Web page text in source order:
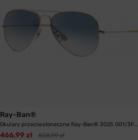
Ray-Ban®
Okulary przeciwsłoneczne Ray-Ban® 3025 001/3F...
466,99 zł 608,99 zł